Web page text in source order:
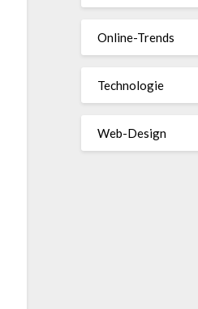
Online-Trends
Technologie
Web-Design